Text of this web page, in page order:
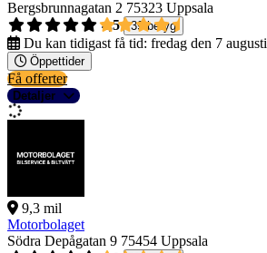
Bergsbrunnagatan 2 75323 Uppsala
4,5
39 betyg
Du kan tidigast få tid: fredag den 7 augusti
Öppettider
Få offerter
Detaljer
9,3 mil
Motorbolaget
Södra Depågatan 9 75454 Uppsala